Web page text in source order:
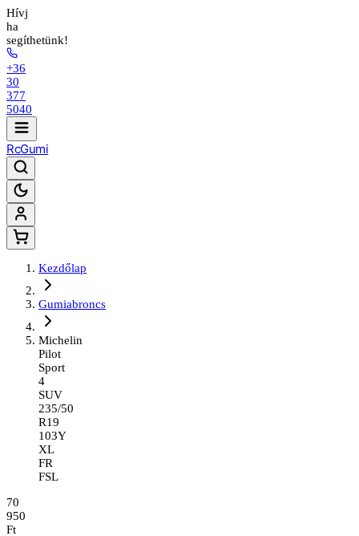
Hívj
ha
segíthetünk!
+36
30
377
5040
RcGumi
Kezdőlap
Gumiabroncs
Michelin
Pilot
Sport
4
SUV
235/50
R19
103Y
XL
FR
FSL
70
950
Ft